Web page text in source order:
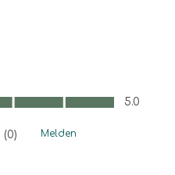
5
5.0
(0) Melden